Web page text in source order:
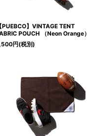
【PUEBCO】VINTAGE TENT
POUCH （Neon Orange）
円(税別)